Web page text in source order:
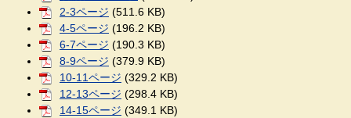
2-3ページ (511.6 KB)
4-5ページ (196.2 KB)
6-7ページ (190.3 KB)
8-9ページ (379.9 KB)
10-11ページ (329.2 KB)
12-13ページ (298.4 KB)
14-15ページ (349.1 KB)